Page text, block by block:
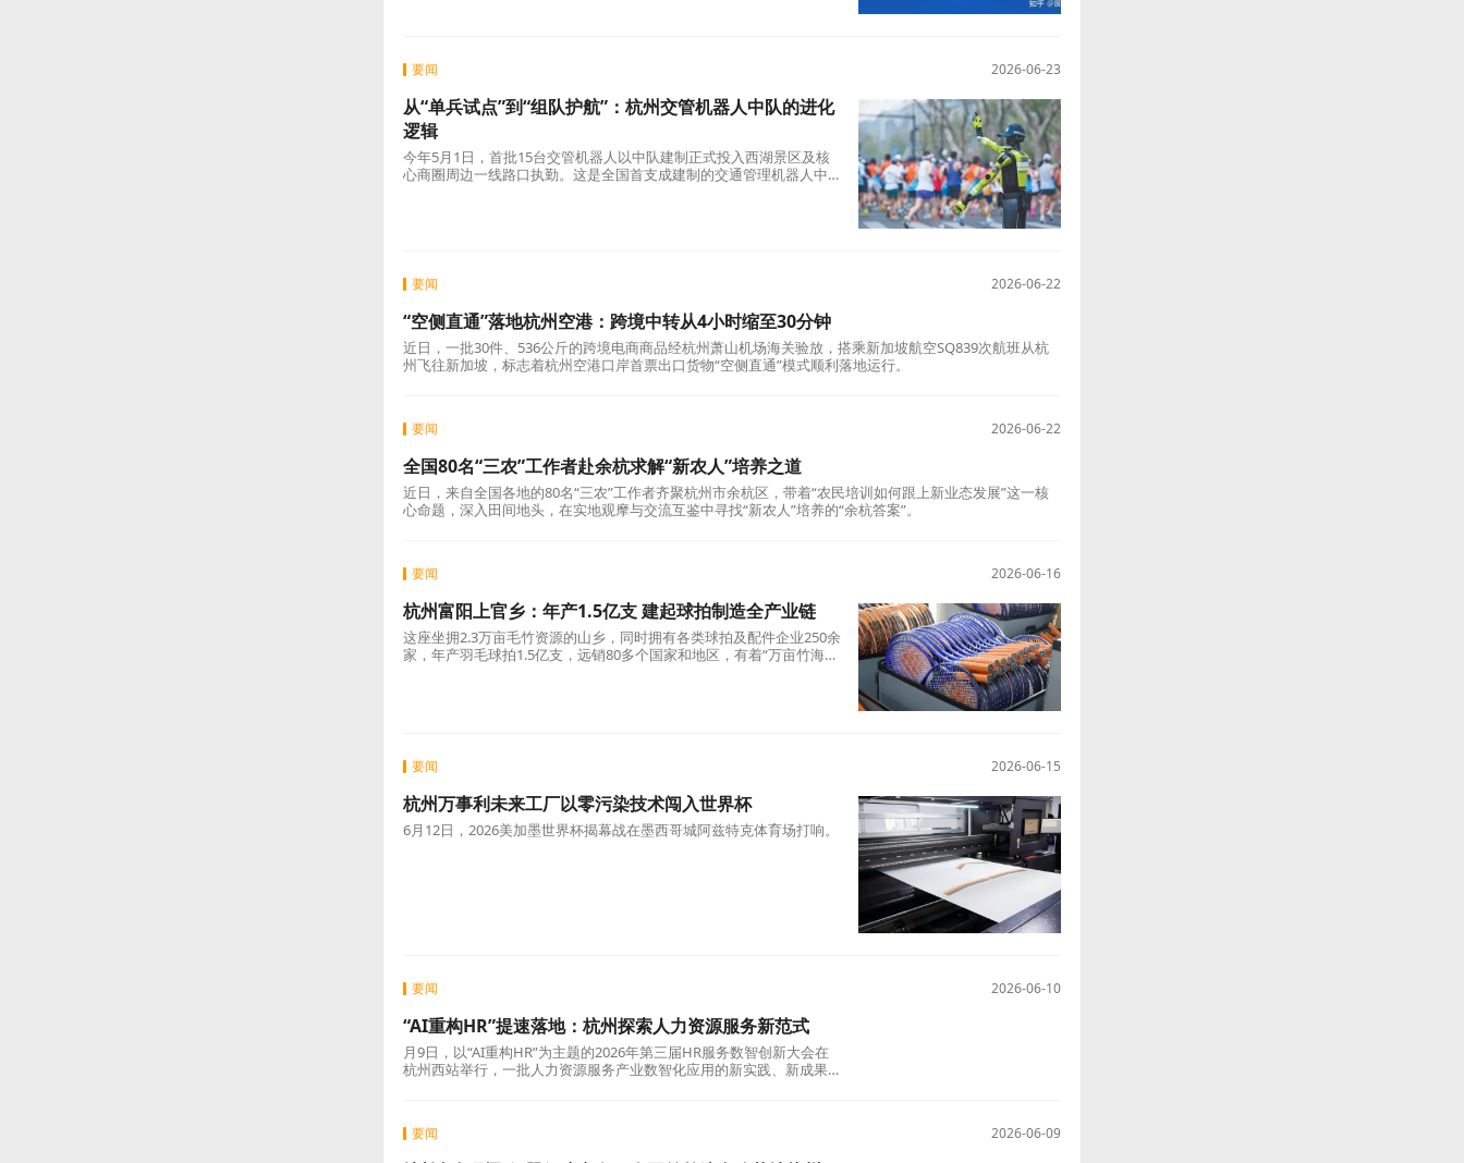
2026-06-23
要闻
从“单兵试点”到“组队护航”：杭州交管机器人中队的进化
逻辑
今年5月1日，首批15台交管机器人以中队建制正式投入西湖景区及核
心商圈周边一线路口执勤。这是全国首支成建制的交通管理机器人中
2026-06-22
要闻
“空侧直通”落地杭州空港：跨境中转从4小时缩至30分钟
近日，一批30件、536公斤的跨境电商商品经杭州萧山机场海关验放，搭乘新加坡航空SQ839次航班从杭
州飞往新加坡，标志着杭州空港口岸首票出口货物“空侧直通”模式顺利落地运行。
2026-06-22
要闻
全国80名“三农”工作者赴余杭求解“新农人”培养之道
近日，来自全国各地的80名“三农”工作者齐聚杭州市余杭区，带着“农民培训如何跟上新业态发展”这一核
心命题，深入田间地头，在实地观摩与交流互鉴中寻找“新农人”培养的“余杭答案”。
2026-06-16
要闻
杭州富阳上官乡：年产1.5亿支 建起球拍制造全产业链
这座坐拥2.3万亩毛竹资源的山乡，同时拥有各类球拍及配件企业250余
家，年产羽毛球拍1.5亿支，远销80多个国家和地区，有着“万亩竹海千
2026-06-15
要闻
杭州万事利未来工厂以零污染技术闯入世界杯
6月12日，2026美加墨世界杯揭幕战在墨西哥城阿兹特克体育场打响。
2026-06-10
要闻
“AI重构HR”提速落地：杭州探索人力资源服务新范式
月9日，以“AI重构HR”为主题的2026年第三届HR服务数智创新大会在
杭州西站举行，一批人力资源服务产业数智化应用的新实践、新成果